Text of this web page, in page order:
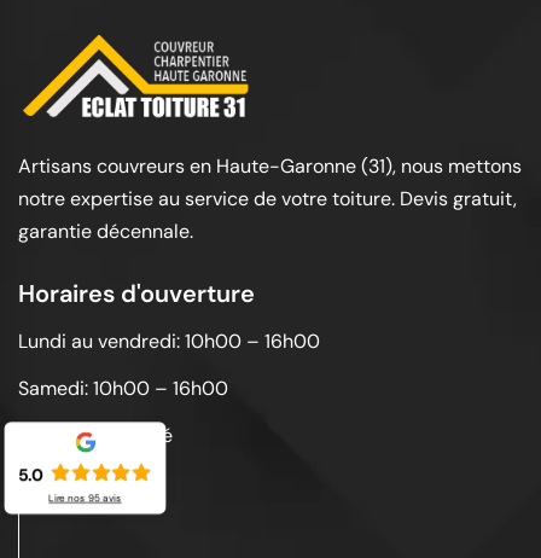
Artisans couvreurs en Haute-Garonne (31), nous mettons
notre expertise au service de votre toiture. Devis gratuit,
garantie décennale.
Horaires d'ouverture
Lundi au vendredi: 10h00 – 16h00
Samedi: 10h00 – 16h00
Dimanche: Fermé
5.0
Lire nos 95avis